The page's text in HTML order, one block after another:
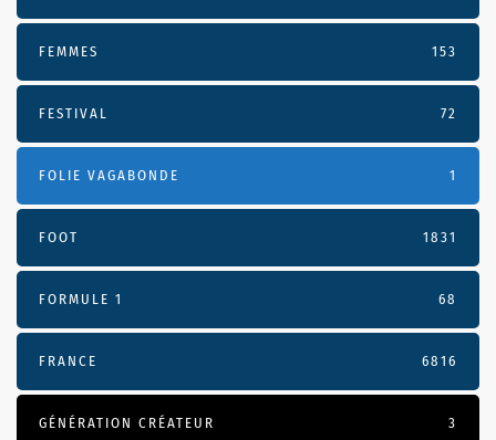
FEMMES 153
FESTIVAL 72
FOLIE VAGABONDE 1
FOOT 1831
FORMULE 1 68
FRANCE 6816
GÉNÉRATION CRÉATEUR 3